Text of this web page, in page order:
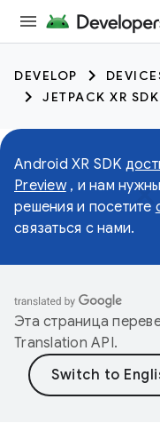
DEVELOP
JETPACK XR SDK
Android XR SDK
Preview, и нам
решения и посетите
связаться с нами.
Эта страница
Translation API.